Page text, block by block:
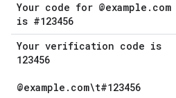
Your code for @example . com
is #123456
Your verification code is
123456
@example . com\t#123456